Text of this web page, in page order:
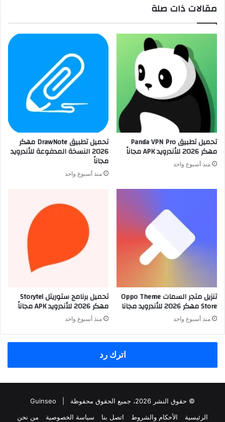
مقالات ذات صلة
تحميل تطبيق Panda VPN Pro
مهكر 2026 للأندرويد APK مجاناً
منذ أسبوع واحد
تحميل تطبيق DrawNote مهكر
2026 النسخة المدفوعة للأندرويد
مجاناً
منذ أسبوع واحد
تنزيل متجر السمات Oppo Theme
Store مهكر 2026 للأندرويد مجانا
منذ أسبوع واحد
تحميل برنامج ستوريتل Storytel
مهكر 2026 للأندرويد APK مجاناً
منذ أسبوع واحد
اترك رد
© حقوق النشر 2026، جميع الحقوق محفوظة |
Guinseo
الرئيسية
الأحكام والشروط اتصل بنا سياسة الخصوصية من نحن